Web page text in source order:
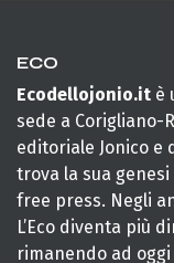
ECO
Ecodellojonio.it è
sede a Corigliano-
editoriale Jonico e
trova la sua
free press. Negli
L’Eco diventa più
rimanendo ad